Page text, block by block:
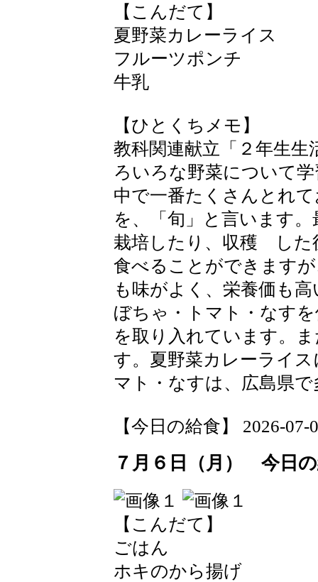
【こんだて】
夏野菜カレーライス
フルーツポンチ
牛乳
【ひとくちメモ】
教科関連献立「２年生
ろいろな野菜について
中で一番たくさんとれ
を、「旬」と言います
栽培したり、収穫 した
食べることができます
も味がよく、栄養価も
ぼちゃ・トマト・なす
を取り入れています。
す。夏野菜カレーライ
マト・なすは、広島県
【今日の給食】 2026-07-
７月６日（月） 今日
【こんだて】
ごはん
ホキのから揚げ